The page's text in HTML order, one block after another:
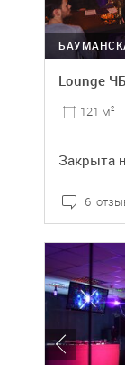
Lounge
121 м2
Закрыта
6